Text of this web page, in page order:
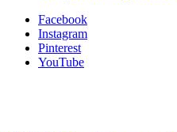
Facebook
Instagram
Pinterest
YouTube